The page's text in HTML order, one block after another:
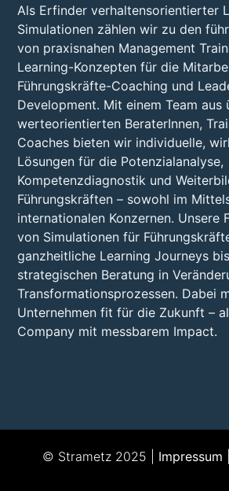
Als Erfinder verhaltensorientierter
Simulationen zählen wir zu den
von praxisnahen Management
Learning-Konzepten für die
Führungskräfte-Coaching und
Development. Mit einem Team aus
werteorientierten BeraterInnen,
Coaches bieten wir individuelle,
Lösungen für die Potenzialanalyse,
Kompetenzdiagnostik und
Führungskräften – sowohl im
internationalen Konzernen. Unsere
von Simulationen für
ganzheitliche Learning Journeys
strategischen Beratung in
Transformationsprozessen. Dabei
Unternehmen fit für die Zukunft –
Company mit messbarem Impact.
© Strametz 2025 | Impressum